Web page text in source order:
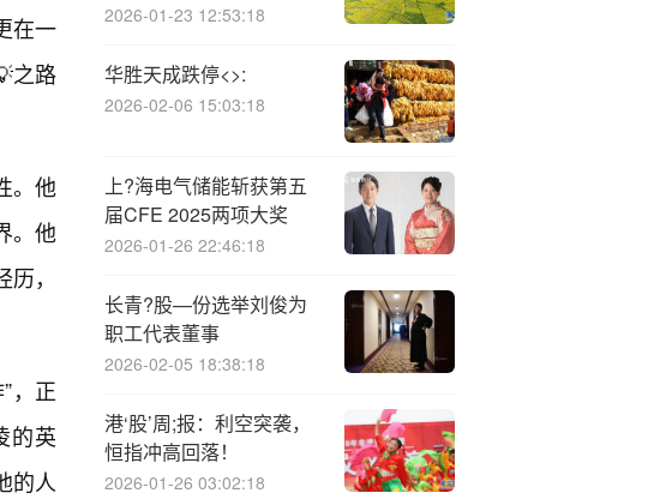
在一
之路
。他
。他
，
，正
的英
的人
2026-01-23 12:53:18
华胜天成跌停<>:
2026-02-06 15:03:18
上?海电气储能斩获第五
届CFE 2025两项大奖
2026-01-26 22:46:18
长青?股—份选举刘俊为
职工代表董事
2026-02-05 18:38:18
港‘股’周;报：利空突袭，
恒指冲高回落！
2026-01-26 03:02:18